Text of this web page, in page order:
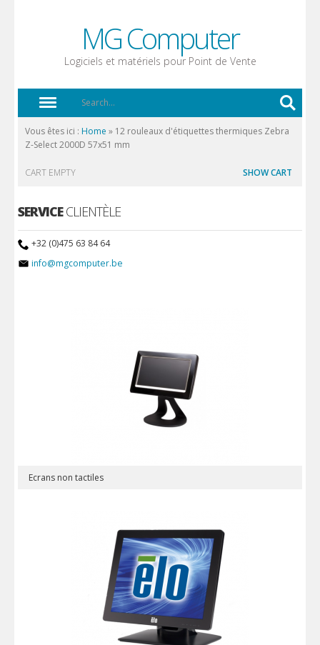
MG Computer
Logiciels et matériels pour Point de Vente
Vous êtes ici : Home » 12 rouleaux d'étiquettes thermiques Zebra
Z-Select 2000D 57x51 mm
CART EMPTY SHOW CART
SERVICECLIENTÈLE
+32 (0)475 63 84 64
info@mgcomputer.be
Ecrans non tactiles